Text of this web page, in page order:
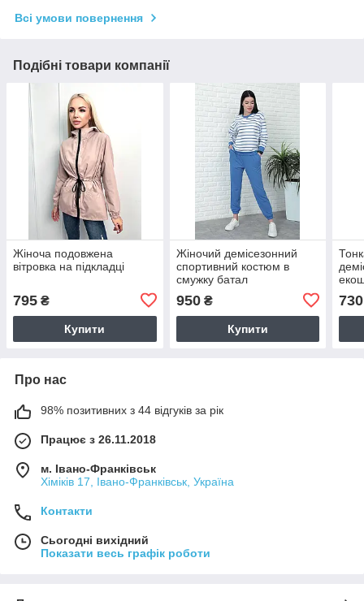
Всі умови повернення
Подібні товари компанії
Жіноча подовжена
вітровка на підкладці
795 ₴
Купити
Жіночий демісезонний
спортивний костюм в
смужку батал
950₴
Купити
730
Про нас
98% позитивних з 44 відгуків за рік
Працює з 26.11.2018
м. Івано-Франківськ
Хіміків 17, Івано-Франківськ, Україна
Контакти
Сьогодні вихідний
Показати весь графік роботи